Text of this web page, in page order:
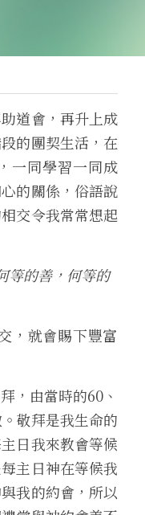
道會，再升上成
的團契生活，在
一同學習一同成
的關係，俗語說
交令我常常想起
等的善，何等的
，由當時的60、
敬拜是我生命的
日我來教會等候
主日神在等候我
我的約會，所以